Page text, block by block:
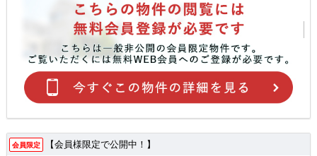
会員限定 【会員様限定で公開中！】